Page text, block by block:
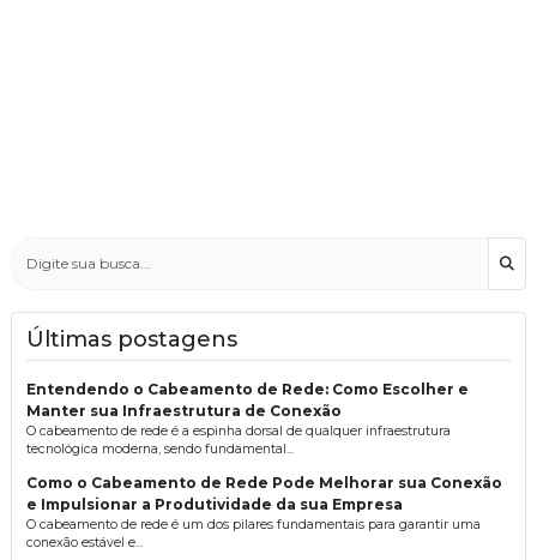
Últimas postagens
Entendendo o Cabeamento de Rede: Como Escolher e
Manter sua Infraestrutura de Conexão
O cabeamento de rede é a espinha dorsal de qualquer infraestrutura
tecnológica moderna, sendo fundamental...
Como o Cabeamento de Rede Pode Melhorar sua Conexão
e Impulsionar a Produtividade da sua Empresa
O cabeamento de rede é um dos pilares fundamentais para garantir uma
conexão estável e...